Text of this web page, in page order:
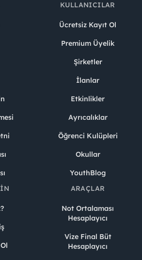
KULLANICILAR
Ücretsiz Kayıt Ol
Premium Üyelik
Şirketler
İlanlar
Etkinlikler
Ayrıcalıklar
Öğrenci Kulüpleri
Okullar
YouthBlog
ARAÇLAR
Not Ortalaması
Hesaplayıcı
Vize Final Büt
Hesaplayıcı